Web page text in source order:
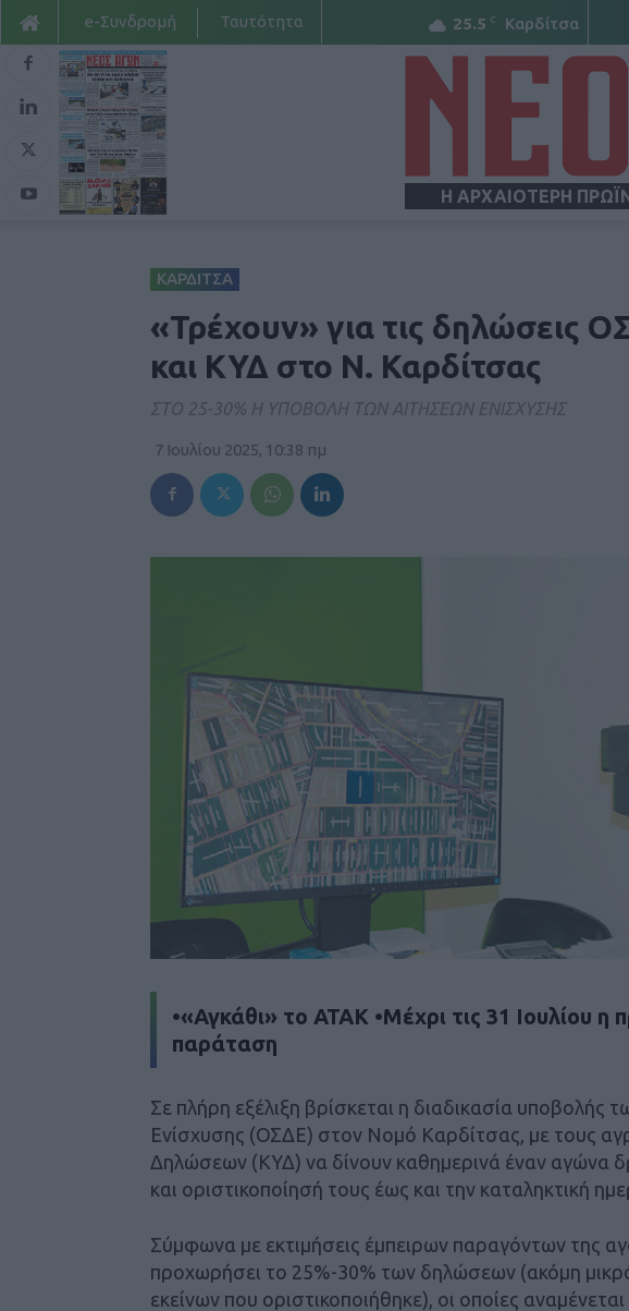
25.5 C Καρδίτσα
e-Συνδρομή Ταυτότητα
Η ΑΡΧΑΙΟΤΕΡΗ
ΚΑΡΔΙΤΣΑ
«Τρέχουν» για τις δηλώσεις
και ΚΥΔ στο Ν. Καρδίτσας
ΣΤΟ 25-30% Η ΥΠΟΒΟΛΗ ΤΩΝ ΑΙΤΗΣΕΩΝ ΕΝΙΣΧΥΣΗΣ
7 Ιουλίου 2025, 10:38 πμ
•«Αγκάθι» το ΑΤΑΚ •Μέχρι τις 31 Ιουλίου η
παράταση
Σε πλήρη εξέλιξη βρίσκεται η διαδικασία υποβολής
Ενίσχυσης (ΟΣΔΕ) στον Νομό Καρδίτσας, με τους
Δηλώσεων (ΚΥΔ) να δίνουν καθημερινά έναν αγώνα
και οριστικοποίησή τους έως και την καταληκτική
Σύμφωνα με εκτιμήσεις έμπειρων παραγόντων της
προχωρήσει το 25%-30% των δηλώσεων (ακόμη
εκείνων που οριστικοποιήθηκε), οι οποίες